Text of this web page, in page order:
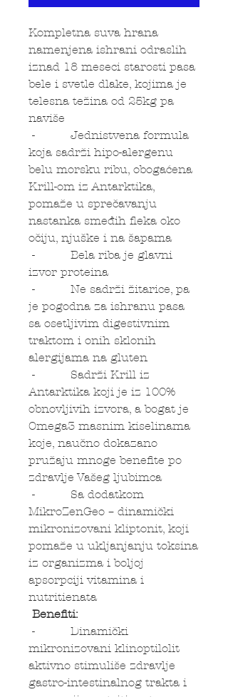
Kompletna suva hrana
namenjena ishrani odraslih
iznad 18 meseci starosti pasa
bele i svetle dlake, kojima je
telesna težina od 25kg pa
naviše
- Jednistvena formula
koja sadrži hipo-alergenu
belu morsku ribu, obogaćena
Krill-om iz Antarktika,
pomaže u sprečavanju
nastanka smeđih fleka oko
očiju, njuške i na šapama
- Bela riba je glavni
izvor proteina
- Ne sadrži žitarice, pa
je pogodna za ishranu pasa
sa osetljivim digestivnim
traktom i onih sklonih
alergijama na gluten
- Sadrži Krill iz
Antarktika koji je iz 100%
obnovljivih izvora, a bogat je
Omega3 masnim kiselinama
koje, naučno dokazano
pružaju mnoge benefite po
zdravlje Vašeg ljubimca
- Sa dodatkom
MikroZenGeo – dinamički
mikronizovani kliptonit, koji
pomaže u ukljanjanju toksina
iz organizma i boljoj
apsorpciji vitamina i
nutritienata
Benefiti:
- Dinamički
mikronizovani klinoptilolit
aktivno stimuliše zdravlje
gastro-intestinalnog trakta i